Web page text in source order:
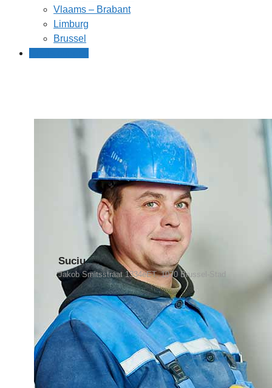
Vlaams – Brabant
Limburg
Brussel
Suciu
Jakob Smitsstraat 1334eET, 1070 Brussel-Stad